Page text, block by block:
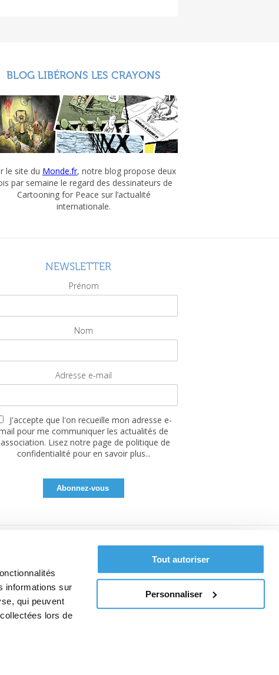
informations sur
qui peuvent
lors de
Tout autoriser
Personnaliser
BLOG LIBÉRONS LES CRAYONS
le site du Monde.fr, notre blog propose deux
par semaine le regard des dessinateurs de
Cartooning for Peace sur l’actualité
internationale.
NEWSLETTER
Prénom
Nom
Adresse e-mail
J'accepte que l'on recueille mon adresse e-
pour me communiquer les actualités de
Lisez notre page de politique de
confidentialité pour en savoir plus...